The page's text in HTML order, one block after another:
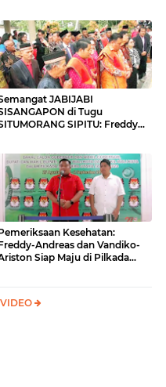
JABIJABI
di Tugu
SIPITU: Freddy
Kesehatan:
Andreas dan Vandiko-
Siap Maju di Pilkada